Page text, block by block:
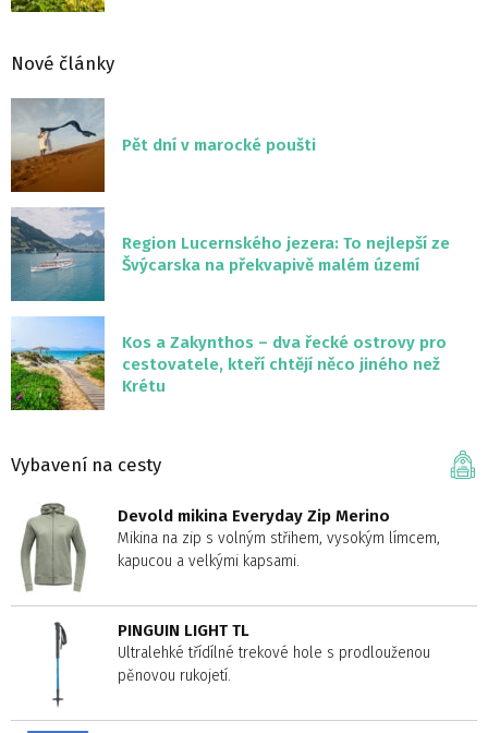
Nové články
Pět dní v marocké poušti
Region Lucernského jezera: To nejlepší ze
Švýcarska na překvapivě malém území
Kos a Zakynthos – dva řecké ostrovy pro
cestovatele, kteří chtějí něco jiného než
Krétu
Vybavení na cesty
Devold mikina Everyday Zip Merino
Mikina na zip s volným střihem, vysokým límcem,
kapucou a velkými kapsami.
PINGUIN LIGHT TL
Ultralehké třídílné trekové hole s prodlouženou
pěnovou rukojetí.